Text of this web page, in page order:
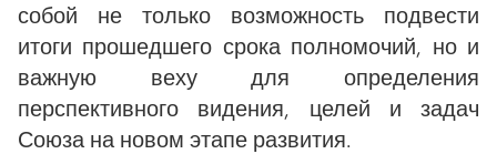
собой не только возможность подвести
итоги прошедшего срока полномочий, но и
важную веху для определения
перспективного видения, целей и задач
Союза на новом этапе развития.